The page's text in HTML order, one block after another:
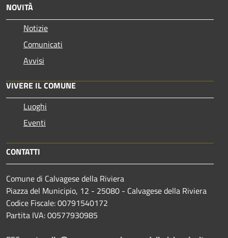
NOVITÀ
Notizie
Comunicati
Avvisi
VIVERE IL COMUNE
Luoghi
Eventi
CONTATTI
Comune di Calvagese della Riviera
Piazza del Municipio, 12 - 25080 - Calvagese della Riviera
Codice Fiscale: 00791540172
Partita IVA: 00577930985